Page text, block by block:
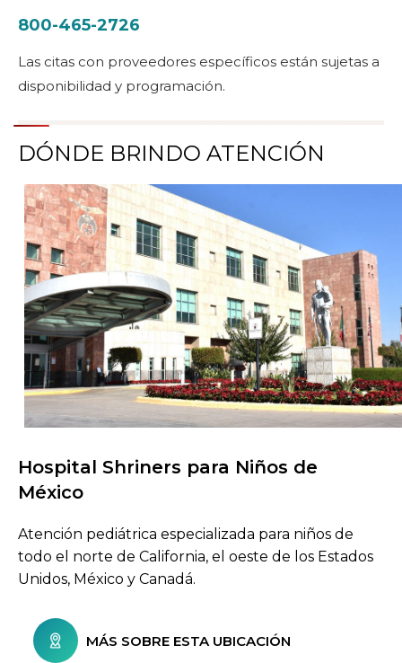
800-465-2726
Las citas con proveedores específicos están sujetas a
disponibilidad y programación.
DÓNDE BRINDO ATENCIÓN
Buscar centros de atención
Hospital Shriners para Niños de
México
Atención pediátrica especializada para niños de
todo el norte de California, el oeste de los Estados
Unidos, México y Canadá.
MÁS SOBRE ESTA UBICACIÓN